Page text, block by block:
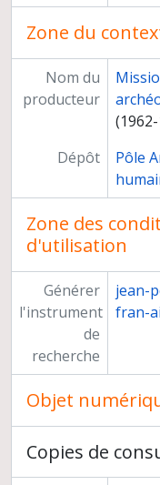
Participation
Titre et
Zone du
Nom du
producteur
Dépôt
Pôle
Zone des
d'utilisation
Générer
l'instrument
de
recherche
jean-
fran-
Objet
Copies de